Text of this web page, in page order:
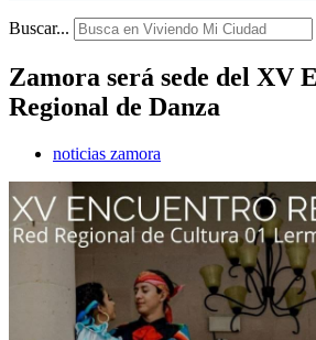
Buscar...
Zamora será sede del XV
Regional de Danza
noticias zamora